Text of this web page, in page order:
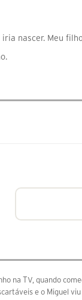
nascer. Meu
na TV, quando
e o Miguel viu